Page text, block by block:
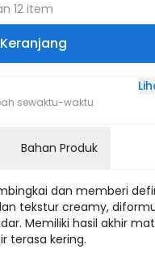
12 item
sewaktu-waktu
Bahan Produk
dan memberi
tekstur creamy,
Memiliki hasil akhir
terasa kering.